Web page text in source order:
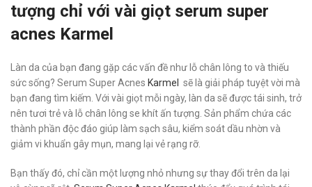
tượng chỉ với vài giọt serum super
acnes Karmel
Làn da của bạn đang gặp các vấn đề như lỗ chân lông to và thiếu
sức sống? Serum Super Acnes Karmel
sẽ là giải pháp tuyệt vời mà
bạn đang tìm kiếm. Với vài giọt mỗi ngày, làn da sẽ được tái sinh, trở
nên tươi trẻ và lỗ chân lông se khít ấn tượng. Sản phẩm chứa các
thành phần độc đáo giúp làm sạch sâu, kiểm soát dầu nhờn và
giảm vi khuẩn gây mụn, mang lại vẻ rạng rỡ.
Bạn thấy đó, chỉ cần một lượng nhỏ nhưng sự thay đổi trên da lại